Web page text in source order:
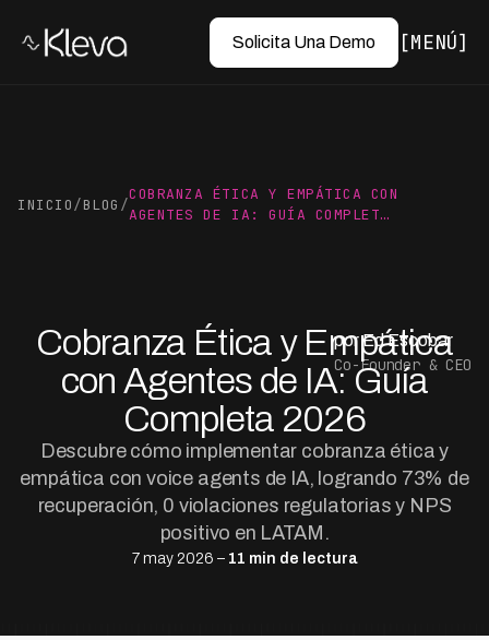
Solicita Una Demo MENÚ
INICIO/BLOG /
COBRANZA ÉTICA Y EMPÁTICA CON
AGENTES DE IA: GUÍA COMPLET…
Cobranza Ética y Empática
con Agentes de IA: Guía
Completa 2026
Descubre cómo implementar cobranza ética y
empática con voice agents de IA, logrando 73% de
recuperación, 0 violaciones regulatorias y NPS
positivo en LATAM.
7 may 2026 – 11 min de lectura
por Ed Escobar
Co-Founder & CEO